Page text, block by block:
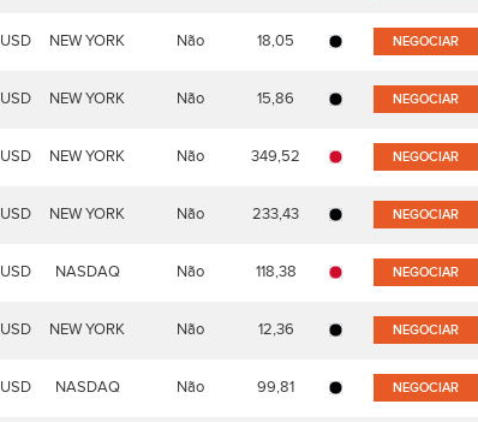
USD NEW YORK Não 18,05 NEGOCIAR
USD NEW YORK Não 15,86 NEGOCIAR
USD NEW YORK Não 349,52 NEGOCIAR
USD NEW YORK Não 233,43 NEGOCIAR
USD NASDAQ Não 118,38 NEGOCIAR
USD NEW YORK Não 12,36 NEGOCIAR
USD NASDAQ Não 99,81 NEGOCIAR